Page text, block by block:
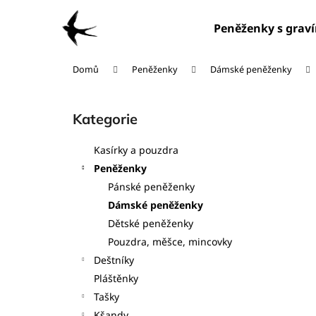
Peněženky s
Domů Peněženky Dámské peněženky
Přeskočit
kategorie
Kategorie
Kasírky a pouzdra
Peněženky
Pánské peněženky
Dámské peněženky
Dětské peněženky
Pouzdra, měšce, mincovky
Deštníky
Pláštěnky
Tašky
Zpět
Zpět